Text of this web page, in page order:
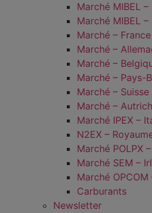
Marché MIBEL –
Marché MIBEL
Marché – France
Marché –
Marché –
Marché – Pays-
Marché – Suisse
Marché –
Marché IPEX –
N2EX –
Marché POLPX
Marché SEM –
Marché OPCOM
Carburants
Newsletter